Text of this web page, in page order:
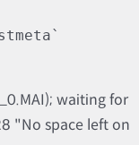
waiting for
"No space left on